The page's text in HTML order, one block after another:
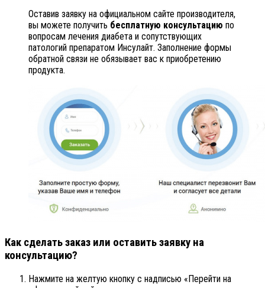
Оставив заявку на официальном сайте производителя,
вы можете получить бесплатную консультацию по
вопросам лечения диабета и сопутствующих
патологий препаратом Инсулайт. Заполнение формы
обратной связи не обязывает вас к приобретению
продукта.
Как сделать заказ или оставить заявку на
консультацию?
Нажмите на желтую кнопку с надписью «Перейти на